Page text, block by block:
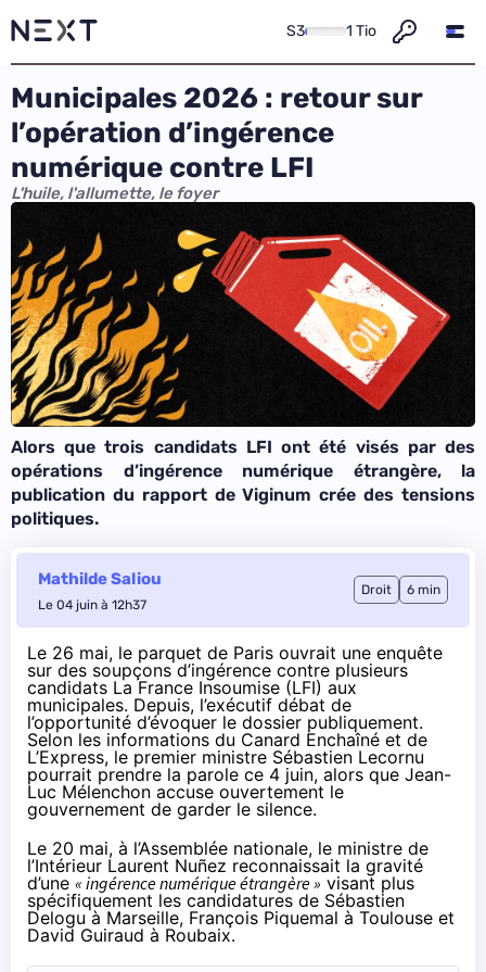
S3 1 Tio
Municipales 2026 : retour sur
l’opération d’ingérence
numérique contre LFI
L'huile, l'allumette, le foyer
Alors que trois candidats LFI ont été visés par des
opérations d’ingérence numérique étrangère, la
publication du rapport de Viginum crée des tensions
politiques.
Mathilde Saliou
Le 04 juin à 12h37
Droit 6 min
Le 26 mai, le parquet de Paris ouvrait une enquête
sur des soupçons d’ingérence contre plusieurs
candidats La France Insoumise (LFI) aux
municipales. Depuis, l’exécutif débat de
l’opportunité d’évoquer le dossier publiquement.
Selon les informations du Canard Enchaîné et de
L’Express, le premier ministre Sébastien Lecornu
pourrait prendre la parole ce 4 juin, alors que Jean-
Luc Mélenchon accuse ouvertement le
gouvernement de garder le silence.
Le 20 mai, à l’Assemblée nationale, le ministre de
l’Intérieur Laurent Nuñez reconnaissait la gravité
d’une « ingérence numérique étrangère » visant plus
spécifiquement les candidatures de Sébastien
Delogu à Marseille, François Piquemal à Toulouse et
David Guiraud à Roubaix.